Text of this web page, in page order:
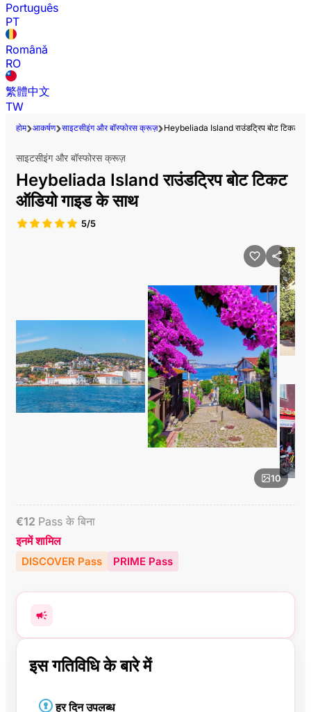
Português
PT
Română
RO
繁體中文
TW
होम आकर्षण साइटसीइंग और बॉस्फोरस क्रूज़ Heybeliada Island राउंडट्रिप बोट टिकट
10
साइटसीइंग और बॉस्फोरस क्रूज़
Heybeliada Island राउंडट्रिप बोट टिकट
ऑडियो गाइड के साथ
5/5
€12 Pass के बिना
इनमें शामिल
DISCOVER Pass PRIME Pass
इस गतिविधि के बारे में
हर दिन उपलब्ध